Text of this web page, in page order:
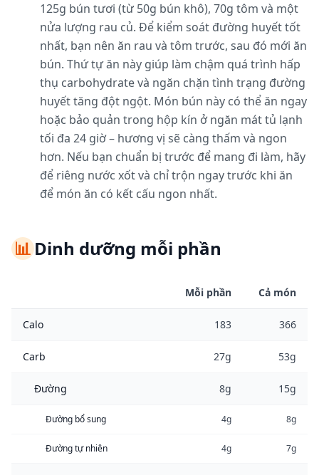
125g bún tươi (từ 50g bún khô), 70g tôm và một
nửa lượng rau củ. Để kiểm soát đường huyết tốt
nhất, bạn nên ăn rau và tôm trước, sau đó mới ăn
bún. Thứ tự ăn này giúp làm chậm quá trình hấp
thụ carbohydrate và ngăn chặn tình trạng đường
huyết tăng đột ngột. Món bún này có thể ăn ngay
hoặc bảo quản trong hộp kín ở ngăn mát tủ lạnh
tối đa 24 giờ – hương vị sẽ càng thấm và ngon
hơn. Nếu bạn chuẩn bị trước để mang đi làm, hãy
để riêng nước xốt và chỉ trộn ngay trước khi ăn
để món ăn có kết cấu ngon nhất.
📊Dinh dưỡng mỗi phần
Mỗi phần Cả món
Calo 183 366
Carb 27g 53g
Đường 8g 15g
Đường bổ sung 4g 8g
Đường tự nhiên 4g 7g